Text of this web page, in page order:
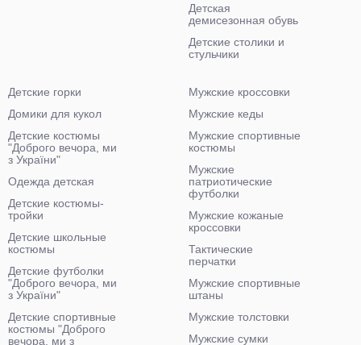
Детская
демисезонная обувь
Детские столики и
стульчики
Детские горки
Домики для кукол
Детские костюмы
"Доброго вечора, ми
з України"
Одежда детская
Детские костюмы-
тройки
Детские школьные
костюмы
Детские футболки
"Доброго вечора, ми
з України"
Детские спортивные
костюмы "Доброго
вечора, ми з
Мужские кроссовки
Мужские кеды
Мужские спортивные
костюмы
Мужские
патриотические
футболки
Мужские кожаные
кроссовки
Тактические
перчатки
Мужские спортивные
штаны
Мужские толстовки
Мужские сумки